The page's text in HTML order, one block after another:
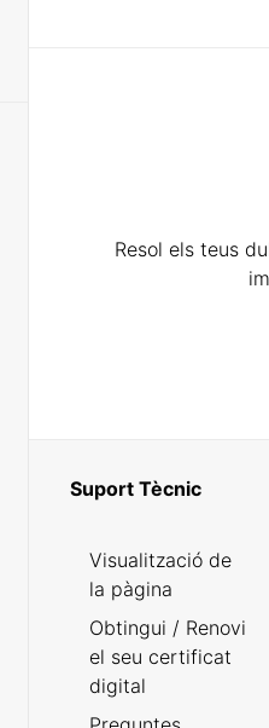
Resol els teus
Suport Tècnic
Visualització de
la pàgina
Obtingui / Renovi
el seu certificat
digital